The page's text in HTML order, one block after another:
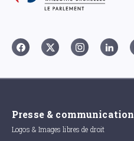
Presse & communication
Logos & Images libres de droit